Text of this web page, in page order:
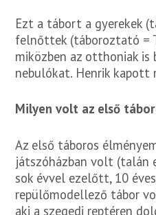
Ezt a tábort a gyerekek
felnőttek (táboroztató =
miközben az otthoniak
nebulókat. Henrik kapott
Milyen volt az első
Az első táboros
játszóházban volt (talán
sok évvel ezelőtt, 10
repülőmodellező tábor
aki a szegedi reptéren